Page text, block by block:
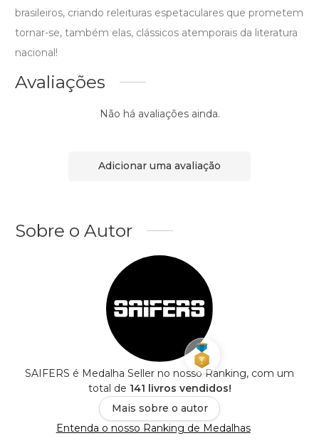
brasileiros, criando releituras espetaculares que prometem
tornar-se, também elas, clássicos atemporais da literatura
nacional!
Avaliações
Não há avaliações ainda.
Adicionar uma avaliação
Sobre o Autor
SAIFERS é Medalha Seller no nosso Ranking, com um
total de 141 livros vendidos!
Mais sobre o autor
Entenda o nosso Ranking de Medalhas